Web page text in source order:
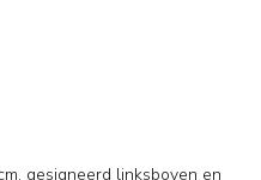
gesigneerd linksboven en